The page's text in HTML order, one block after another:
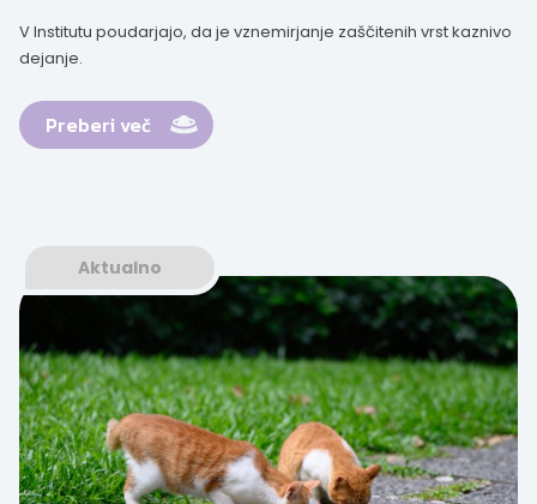
V Institutu poudarjajo, da je vznemirjanje zaščitenih vrst kaznivo
dejanje.
Preberi več
Aktualno